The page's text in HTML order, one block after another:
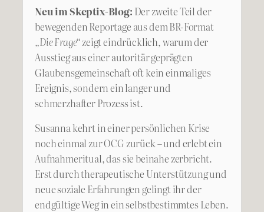
Neu im Skeptix-Blog: Der zweite Teil der
bewegenden Reportage aus dem BR-Format
„Die Frage“zeigt eindrücklich, warum der
Ausstieg aus einer autoritär geprägten
Glaubensgemeinschaft oft kein einmaliges
Ereignis, sondern ein langer und
schmerzhafter Prozess ist.
Susanna kehrt in einer persönlichen Krise
noch einmal zur OCG zurück – und erlebt ein
Aufnahmeritual, das sie beinahe zerbricht.
Erst durch therapeutische Unterstützung und
neue soziale Erfahrungen gelingt ihr der
endgültige Weg in ein selbstbestimmtes Leben.